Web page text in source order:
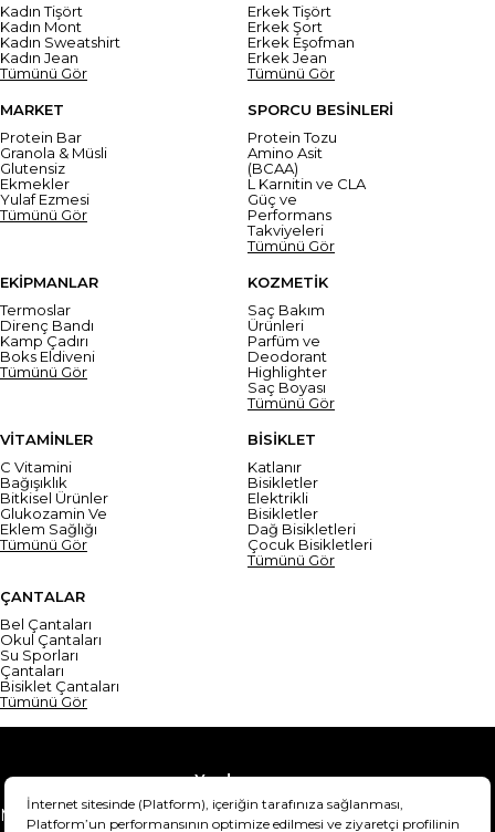
Kadın Tişört
Kadın Mont
Kadın Sweatshirt
Kadın Jean
Tümünü Gör
Erkek Tişört
Erkek Şort
Erkek Eşofman
Erkek Jean
Tümünü Gör
MARKET
Protein Bar
Granola & Müsli
Glutensiz
Ekmekler
Yulaf Ezmesi
Tümünü Gör
SPORCU BESİNLERİ
Protein Tozu
Amino Asit
(BCAA)
L Karnitin ve CLA
Güç ve
Performans
Takviyeleri
Tümünü Gör
EKİPMANLAR
Termoslar
Direnç Bandı
Kamp Çadırı
Boks Eldiveni
Tümünü Gör
KOZMETİK
Saç Bakım
Ürünleri
Parfüm ve
Deodorant
Highlighter
Saç Boyası
Tümünü Gör
VİTAMİNLER
C Vitamini
Bağışıklık
Bitkisel Ürünler
Glukozamin Ve
Eklem Sağlığı
Tümünü Gör
BİSİKLET
Katlanır
Bisikletler
Elektrikli
Bisikletler
Dağ Bisikletleri
Çocuk Bisikletleri
Tümünü Gör
ÇANTALAR
Bel Çantaları
Okul Çantaları
Su Sporları
Çantaları
Bisiklet Çantaları
Tümünü Gör
Yardım
Mesafeli Satış Sözleşmesi
Teslimat Bilgisi